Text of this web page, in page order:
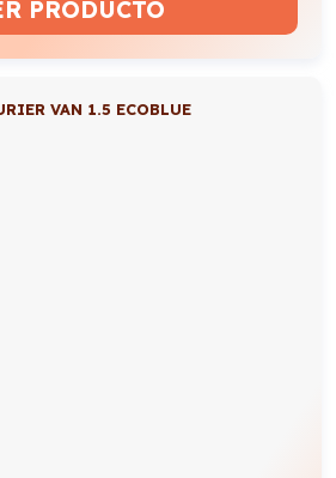
PRODUCTO
VAN 1.5 ECOBLUE